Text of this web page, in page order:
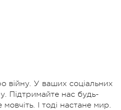
війну. У ваших соціальних
Підтримайте нас будь-
І тоді настане мир.